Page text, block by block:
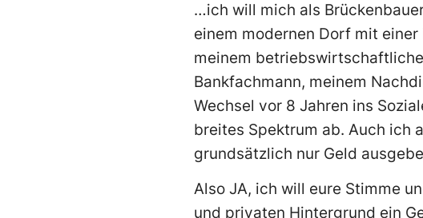
…ich will mich als
einem modernen Dorf mit
meinem
Bankfachmann, meinem
Wechsel vor 8 Jahren ins
breites Spektrum ab. Auch ich
grundsätzlich nur Geld
Also JA, ich will eure Stimme
und privaten Hintergrund ein